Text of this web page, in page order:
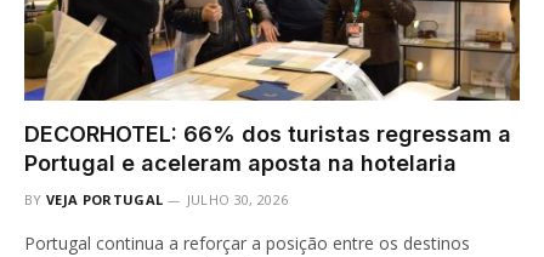
DECORHOTEL: 66% dos turistas regressam a
Portugal e aceleram aposta na hotelaria
BY VEJA PORTUGAL JULHO 30, 2026
Portugal continua a reforçar a posição entre os destinos